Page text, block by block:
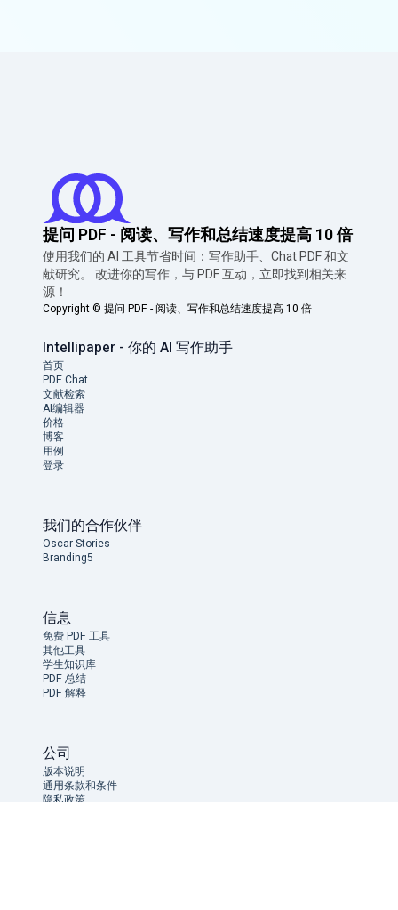
提问 PDF - 阅读、写作和总结速度提高 10 倍
使用我们的 AI 工具节省时间：写作助手、Chat PDF 和文
献研究。 改进你的写作，与 PDF 互动，立即找到相关来
源！
Copyright © 提问 PDF - 阅读、写作和总结速度提高 10 倍
Intellipaper - 你的 AI 写作助手
首页
PDF Chat
文献检索
AI编辑器
价格
博客
用例
登录
我们的合作伙伴
Oscar Stories
Branding5
信息
免费 PDF 工具
其他工具
学生知识库
PDF 总结
PDF 解释
公司
版本说明
通用条款和条件
隐私政策